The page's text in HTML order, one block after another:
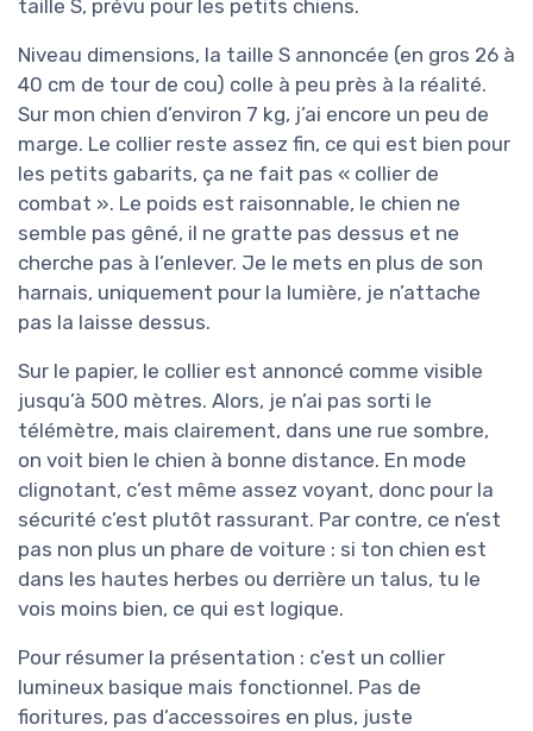
taille S, prévu pour les petits chiens.
Niveau dimensions, la taille S annoncée (en gros 26 à
40 cm de tour de cou) colle à peu près à la réalité.
Sur mon chien d’environ 7 kg, j’ai encore un peu de
marge. Le collier reste assez fin, ce qui est bien pour
les petits gabarits, ça ne fait pas « collier de
combat ». Le poids est raisonnable, le chien ne
semble pas gêné, il ne gratte pas dessus et ne
cherche pas à l’enlever. Je le mets en plus de son
harnais, uniquement pour la lumière, je n’attache
pas la laisse dessus.
Sur le papier, le collier est annoncé comme visible
jusqu’à 500 mètres. Alors, je n’ai pas sorti le
télémètre, mais clairement, dans une rue sombre,
on voit bien le chien à bonne distance. En mode
clignotant, c’est même assez voyant, donc pour la
sécurité c’est plutôt rassurant. Par contre, ce n’est
pas non plus un phare de voiture : si ton chien est
dans les hautes herbes ou derrière un talus, tu le
vois moins bien, ce qui est logique.
Pour résumer la présentation : c’est un collier
lumineux basique mais fonctionnel. Pas de
fioritures, pas d’accessoires en plus, juste